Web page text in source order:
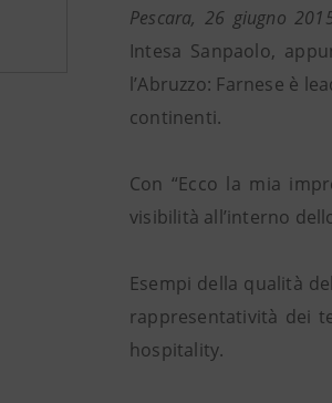
Pescara, 26 giugno
Intesa Sanpaolo,
l’Abruzzo: Farnese è
continenti.
Con “Ecco la mia
visibilità all’interno
Esempi della qualità
rappresentatività dei
hospitality.